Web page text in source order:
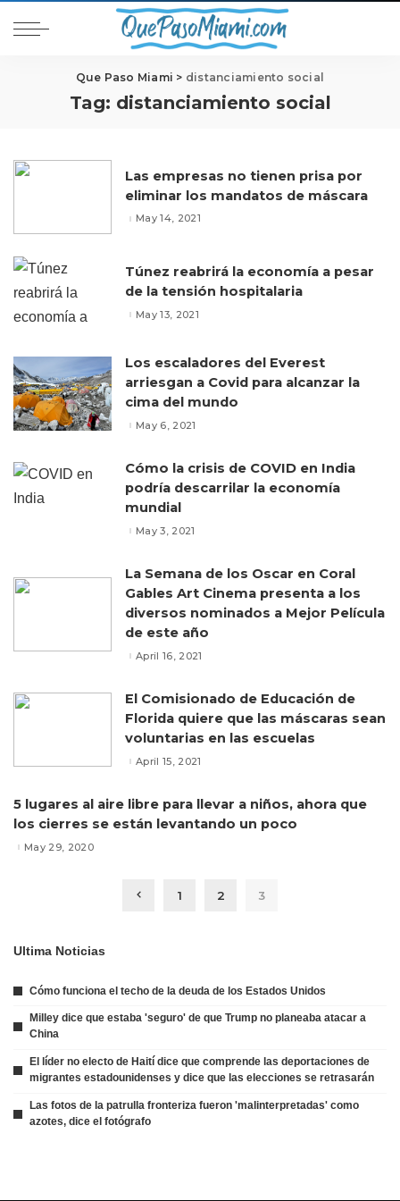
Que Paso Miami > distanciamiento social
Tag: distanciamiento social
Las empresas no tienen prisa por
eliminar los mandatos de máscara
May 14, 2021
Túnez reabrirá la economía a pesar
de la tensión hospitalaria
May 13, 2021
Los escaladores del Everest
arriesgan a Covid para alcanzar la
cima del mundo
May 6, 2021
Cómo la crisis de COVID en India
podría descarrilar la economía
mundial
May 3, 2021
La Semana de los Oscar en Coral
Gables Art Cinema presenta a los
diversos nominados a Mejor Película
de este año
April 16, 2021
El Comisionado de Educación de
Florida quiere que las máscaras sean
voluntarias en las escuelas
April 15, 2021
5 lugares al aire libre para llevar a niños, ahora que
los cierres se están levantando un poco
May 29, 2020
1 2 3
Ultima Noticias
Cómo funciona el techo de la deuda de los Estados Unidos
Milley dice que estaba 'seguro' de que Trump no planeaba atacar a
China
El líder no electo de Haití dice que comprende las deportaciones de
migrantes estadounidenses y dice que las elecciones se retrasarán
Las fotos de la patrulla fronteriza fueron 'malinterpretadas' como
azotes, dice el fotógrafo